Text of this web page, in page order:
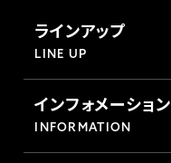
ラインアップ
LINE UP
インフォメーション
INFORMATION